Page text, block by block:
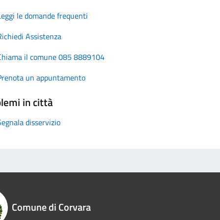
le domande frequenti
Assistenza
il comune 085 8889104
un appuntamento
in città
disservizio
Comune di Corvara